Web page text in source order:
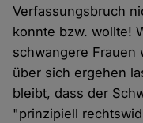
Verfassungsbruch
konnte bzw. wollte!
schwangere Frauen
über sich ergehen
bleibt, dass der
"prinzipiell